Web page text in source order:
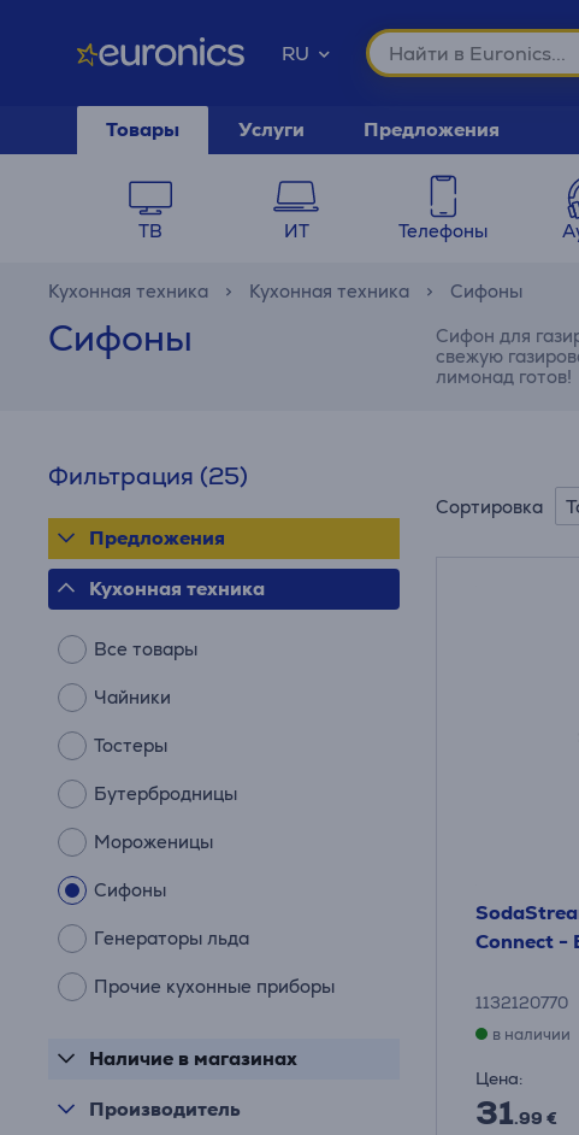
RU
Товары Услуги Предложения
ТВ ИТ Телефоны
Кухонная техника Кухонная техника Сифоны
Сифоны
Сифон для
свежую
лимонад готов!
Фильтрация (25)
Предложения
Кухонная техника
Все товары
Чайники
Тостеры
Бутербродницы
Мороженицы
Сифоны
Генераторы льда
Прочие кухонные приборы
Наличие в магазинах
Производитель
Сортировка
Connect -
1132120770
в наличии
Цена:
31.99 €